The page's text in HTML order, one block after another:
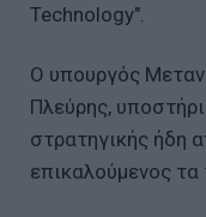
Technology".
Ο υπουργός
Πλεύρης,
στρατηγικής ήδη
επικαλούμενος τα